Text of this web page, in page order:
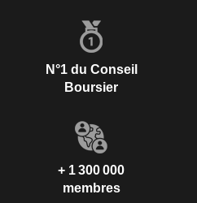
N°1 du Conseil
Boursier
+ 1 300 000
membres